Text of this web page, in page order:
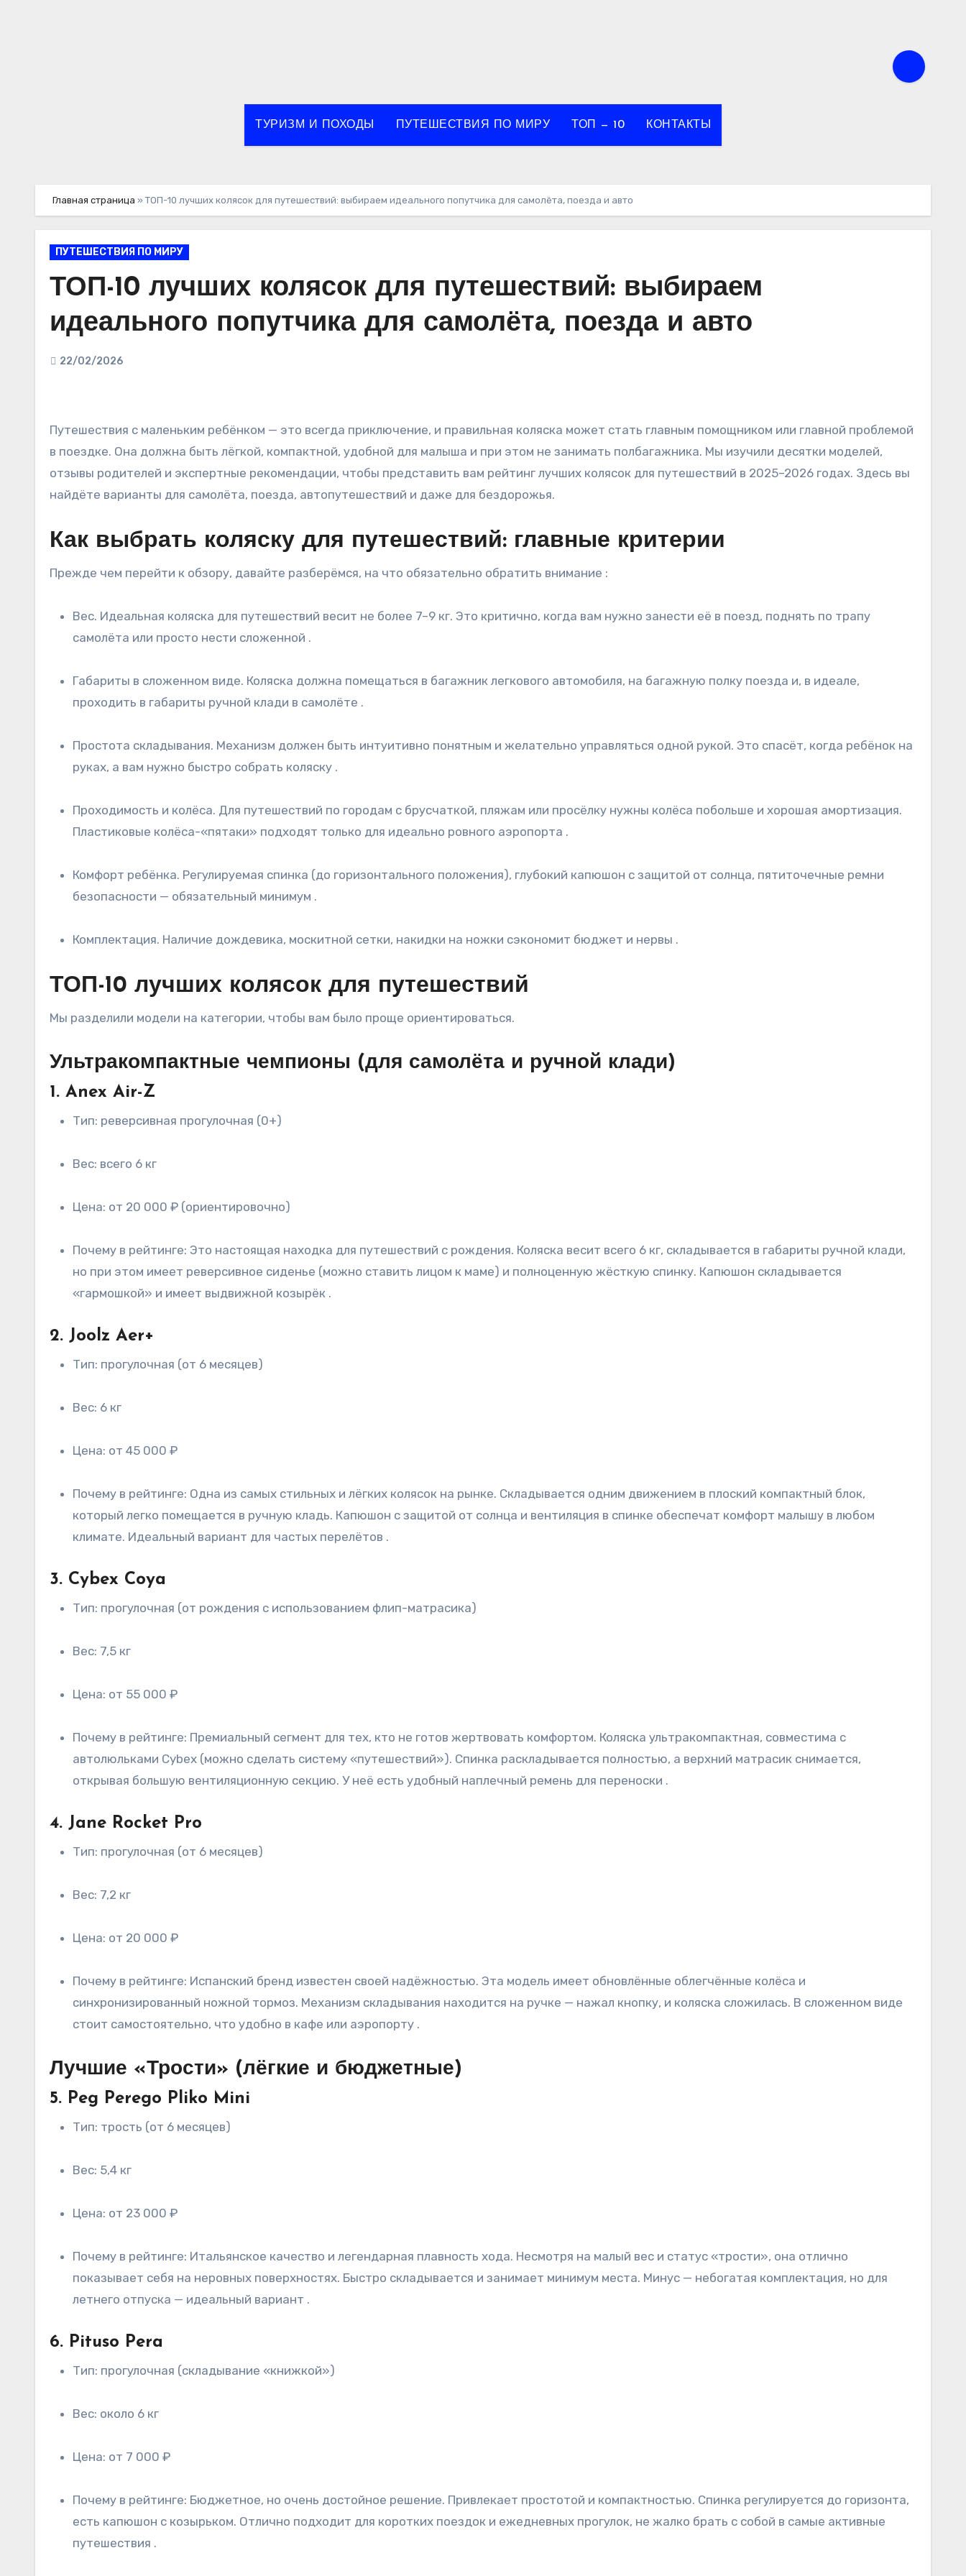
ТУРИЗМ И ПОХОДЫ ПУТЕШЕСТВИЯ ПО МИРУ ТОП — 10 КОНТАКТЫ
Главная страница » ТОП-10 лучших колясок для путешествий: выбираем идеального попутчика для самолёта, поезда и авто
ПУТЕШЕСТВИЯ ПО МИРУ
ТОП-10 лучших колясок для путешествий: выбираем
идеального попутчика для самолёта, поезда и авто
22/02/2026
Путешествия с маленьким ребёнком — это всегда приключение, и правильная коляска может стать главным помощником или главной проблемой
в поездке. Она должна быть лёгкой, компактной, удобной для малыша и при этом не занимать полбагажника. Мы изучили десятки моделей,
отзывы родителей и экспертные рекомендации, чтобы представить вам рейтинг лучших колясок для путешествий в 2025–2026 годах. Здесь вы
найдёте варианты для самолёта, поезда, автопутешествий и даже для бездорожья.
Как выбрать коляску для путешествий: главные критерии
Прежде чем перейти к обзору, давайте разберёмся, на что обязательно обратить внимание :
Вес. Идеальная коляска для путешествий весит не более 7–9 кг. Это критично, когда вам нужно занести её в поезд, поднять по трапу
самолёта или просто нести сложенной .
Габариты в сложенном виде. Коляска должна помещаться в багажник легкового автомобиля, на багажную полку поезда и, в идеале,
проходить в габариты ручной клади в самолёте .
Простота складывания. Механизм должен быть интуитивно понятным и желательно управляться одной рукой. Это спасёт, когда ребёнок на
руках, а вам нужно быстро собрать коляску .
Проходимость и колёса. Для путешествий по городам с брусчаткой, пляжам или просёлку нужны колёса побольше и хорошая амортизация.
Пластиковые колёса-«пятаки» подходят только для идеально ровного аэропорта .
Комфорт ребёнка. Регулируемая спинка (до горизонтального положения), глубокий капюшон с защитой от солнца, пятиточечные ремни
безопасности — обязательный минимум .
Комплектация. Наличие дождевика, москитной сетки, накидки на ножки сэкономит бюджет и нервы .
ТОП-10 лучших колясок для путешествий
Мы разделили модели на категории, чтобы вам было проще ориентироваться.
Ультракомпактные чемпионы (для самолёта и ручной клади)
1. Anex Air-Z
Тип: реверсивная прогулочная (0+)
Вес: всего 6 кг
Цена: от 20 000 ₽ (ориентировочно)
Почему в рейтинге: Это настоящая находка для путешествий с рождения. Коляска весит всего 6 кг, складывается в габариты ручной клади,
но при этом имеет реверсивное сиденье (можно ставить лицом к маме) и полноценную жёсткую спинку. Капюшон складывается
«гармошкой» и имеет выдвижной козырёк .
2. Joolz Aer+
Тип: прогулочная (от 6 месяцев)
Вес: 6 кг
Цена: от 45 000 ₽
Почему в рейтинге: Одна из самых стильных и лёгких колясок на рынке. Складывается одним движением в плоский компактный блок,
который легко помещается в ручную кладь. Капюшон с защитой от солнца и вентиляция в спинке обеспечат комфорт малышу в любом
климате. Идеальный вариант для частых перелётов .
3. Cybex Coya
Тип: прогулочная (от рождения с использованием флип-матрасика)
Вес: 7,5 кг
Цена: от 55 000 ₽
Почему в рейтинге: Премиальный сегмент для тех, кто не готов жертвовать комфортом. Коляска ультракомпактная, совместима с
автолюльками Cybex (можно сделать систему «путешествий»). Спинка раскладывается полностью, а верхний матрасик снимается,
открывая большую вентиляционную секцию. У неё есть удобный наплечный ремень для переноски .
4. Jane Rocket Pro
Тип: прогулочная (от 6 месяцев)
Вес: 7,2 кг
Цена: от 20 000 ₽
Почему в рейтинге: Испанский бренд известен своей надёжностью. Эта модель имеет обновлённые облегчённые колёса и
синхронизированный ножной тормоз. Механизм складывания находится на ручке — нажал кнопку, и коляска сложилась. В сложенном виде
стоит самостоятельно, что удобно в кафе или аэропорту .
Лучшие «Трости» (лёгкие и бюджетные)
5. Peg Perego Pliko Mini
Тип: трость (от 6 месяцев)
Вес: 5,4 кг
Цена: от 23 000 ₽
Почему в рейтинге: Итальянское качество и легендарная плавность хода. Несмотря на малый вес и статус «трости», она отлично
показывает себя на неровных поверхностях. Быстро складывается и занимает минимум места. Минус — небогатая комплектация, но для
летнего отпуска — идеальный вариант .
6. Pituso Pera
Тип: прогулочная (складывание «книжкой»)
Вес: около 6 кг
Цена: от 7 000 ₽
Почему в рейтинге: Бюджетное, но очень достойное решение. Привлекает простотой и компактностью. Спинка регулируется до горизонта,
есть капюшон с козырьком. Отлично подходит для коротких поездок и ежедневных прогулок, не жалко брать с собой в самые активные
путешествия .